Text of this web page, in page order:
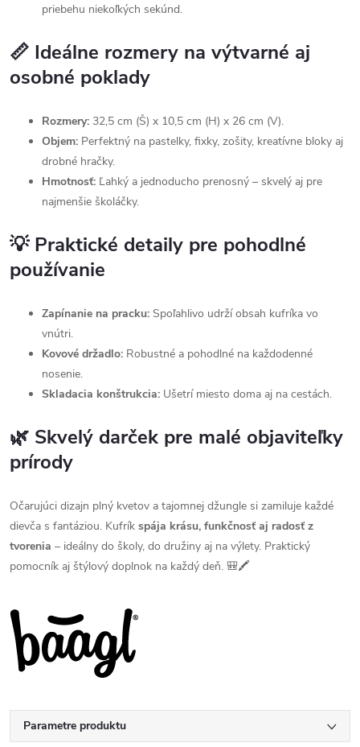
priebehu niekoľkých sekúnd.
📏 Ideálne rozmery na výtvarné aj
osobné poklady
Rozmery: 32,5 cm (Š) x 10,5 cm (H) x 26 cm (V).
Objem: Perfektný na pastelky, fixky, zošity, kreatívne bloky aj
drobné hračky.
Hmotnosť: Ľahký a jednoducho prenosný – skvelý aj pre
najmenšie školáčky.
💡 Praktické detaily pre pohodlné
používanie
Zapínanie na pracku: Spoľahlivo udrží obsah kufríka vo
vnútri.
Kovové držadlo: Robustné a pohodlné na každodenné
nosenie.
Skladacia konštrukcia: Ušetrí miesto doma aj na cestách.
🌿 Skvelý darček pre malé objaviteľky
prírody
Očarujúci dizajn plný kvetov a tajomnej džungle si zamiluje každé
dievča s fantáziou. Kufrík spája krásu, funkčnosť aj radosť z
tvorenia – ideálny do školy, do družiny aj na výlety. Praktický
pomocník aj štýlový doplnok na každý deň. 🎒🖍️
Parametre produktu